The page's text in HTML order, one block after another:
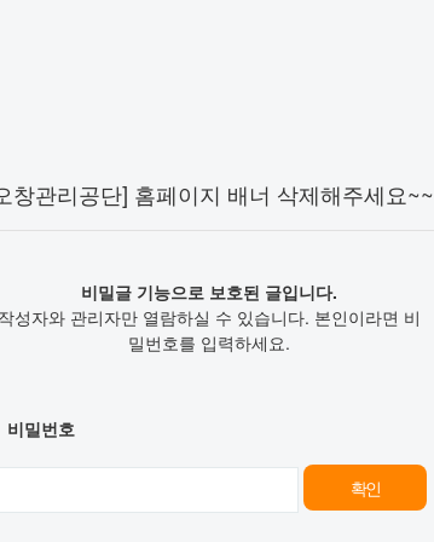
창관리공단] 홈페이지 배너 삭제해주세요~~
비밀글 기능으로 보호된 글입니다.
작성자와 관리자만 열람하실 수 있습니다. 본인이라면 비
밀번호를 입력하세요.
비밀번호